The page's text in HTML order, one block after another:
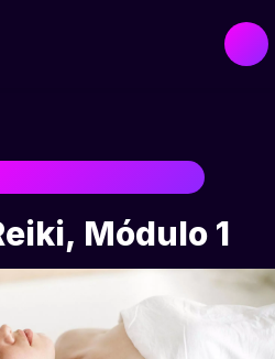
REIKI 1 (SHODEN)
Módulo 1